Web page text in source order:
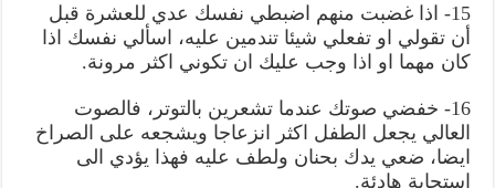
15- اذا غضبت منهم اضبطي نفسك عدي للعشرة قبل
أن تقولي او تفعلي شيئا تندمين عليه، اسألي نفسك اذا
كان مهما او اذا وجب عليك ان تكوني اكثر مرونة.
16- خفضي صوتك عندما تشعرين بالتوتر، فالصوت
العالي يجعل الطفل اكثر انزعاجا ويشجعه على الصراخ
ايضا، ضعي يدك بحنان ولطف عليه فهذا يؤدي الى
استجابة هادئة.